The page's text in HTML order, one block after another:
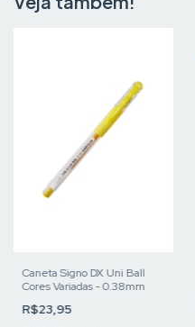
Caneta Signo DX Uni Ball
Cores Variadas - 0.38mm
R$23,95